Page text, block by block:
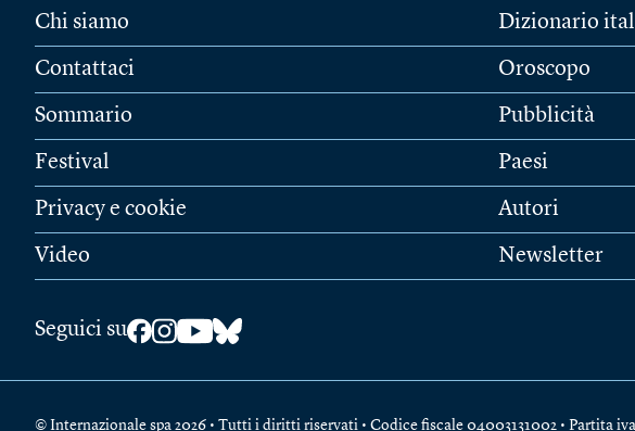
Chi siamo
Contattaci
Sommario
Festival
Privacy e cookie
Video
Dizionario
Oroscopo
Pubblicità
Paesi
Autori
Newsletter
Seguici su
© Internazionale spa 2026 • Tutti i diritti riservati • Codice fiscale 04003131002 • Partita